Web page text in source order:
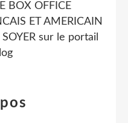
BOX OFFICE
ET AMERICAIN
sur le portail